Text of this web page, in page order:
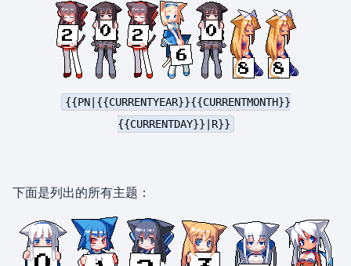
{{PN|{{CURRENTYEAR}}{{CURRENTMONTH}}
{{CURRENTDAY}}|R}}
下面是列出的所有主题：